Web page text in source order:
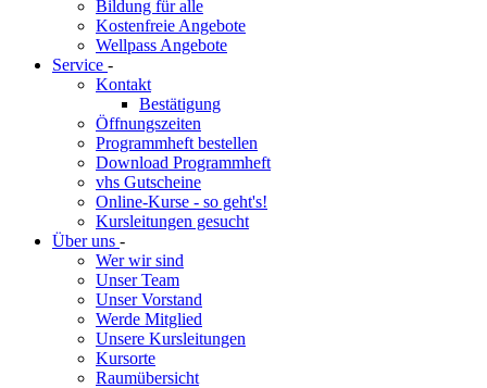
Bildung für alle
Kostenfreie Angebote
Wellpass Angebote
Service -
Kontakt
Bestätigung
Öffnungszeiten
Programmheft bestellen
Download Programmheft
vhs Gutscheine
Online-Kurse - so geht's!
Kursleitungen gesucht
Über uns -
Wer wir sind
Unser Team
Unser Vorstand
Werde Mitglied
Unsere Kursleitungen
Kursorte
Raumübersicht